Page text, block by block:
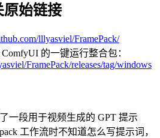
原始链接
lllyasviel/FramePack/
的一键运行整合包：
FramePack/releases/tag/windows
一段用于视频生成的 GPT 提示
工作流时不知道怎么写提示词，